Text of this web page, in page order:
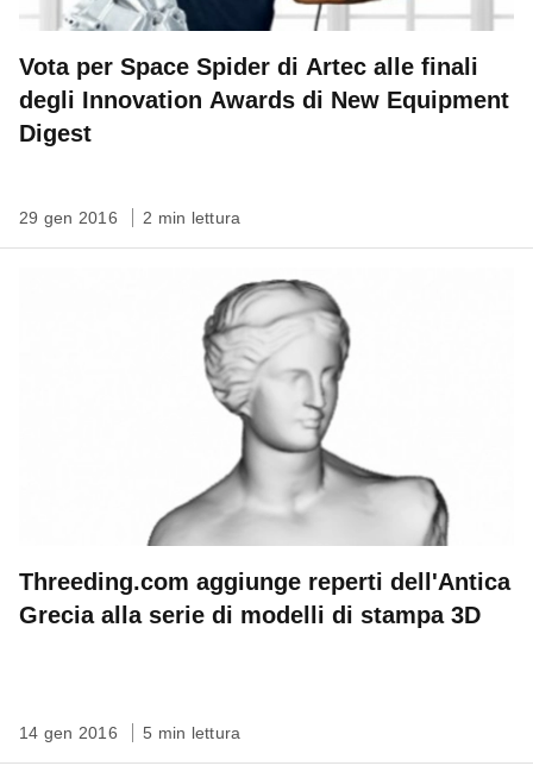
Vota per Space Spider di Artec alle finali
degli Innovation Awards di New Equipment
Digest
29 gen 2016 2 min lettura
Threeding.com aggiunge reperti dell'Antica
Grecia alla serie di modelli di stampa 3D
14 gen 2016 5 min lettura